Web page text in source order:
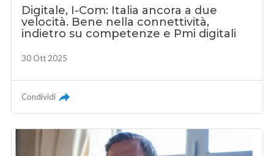
Digitale, I-Com: Italia ancora a due
velocità. Bene nella connettività,
indietro su competenze e Pmi digitali
30 Ott 2025
Condividi